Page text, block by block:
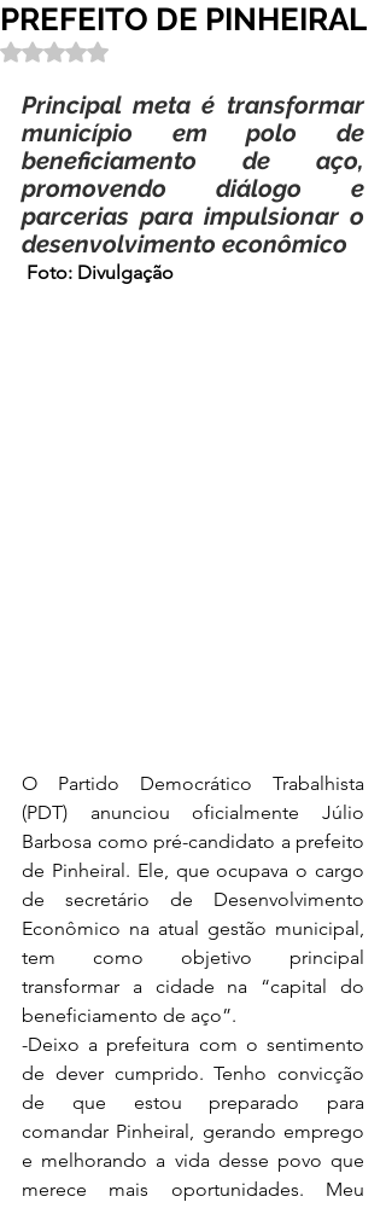
PREFEITO DE PINHEIRAL
Avaliado com NaN de 5 estrelas.
Principal meta é transformar
município em polo de
beneficiamento de aço,
promovendo diálogo e
parcerias para impulsionar o
desenvolvimento econômico
Foto: Divulgação
O Partido Democrático Trabalhista
(PDT) anunciou oficialmente Júlio
Barbosa como pré-candidato a prefeito
de Pinheiral. Ele, que ocupava o cargo
de secretário de Desenvolvimento
Econômico na atual gestão municipal,
tem como objetivo principal
transformar a cidade na “capital do
beneficiamento de aço”.
-Deixo a prefeitura com o sentimento
de dever cumprido. Tenho convicção
de que estou preparado para
comandar Pinheiral, gerando emprego
e melhorando a vida desse povo que
merece mais oportunidades. Meu